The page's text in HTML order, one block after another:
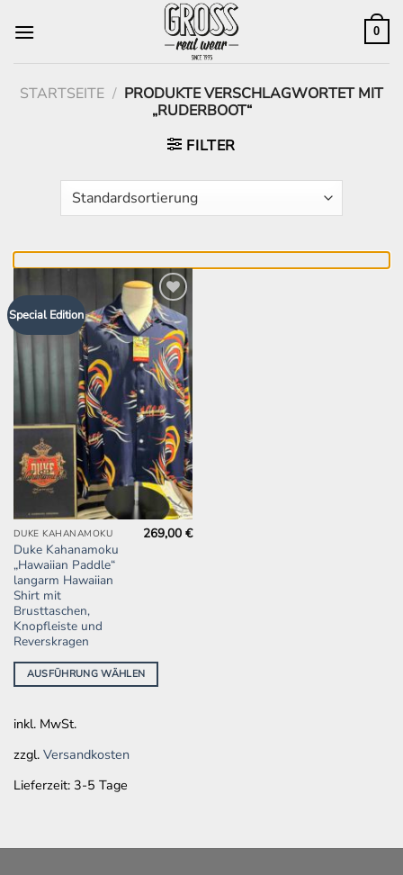
Inhalt
0
STARTSEITE / PRODUKTE VERSCHLAGWORTET MIT
„RUDERBOOT“
FILTER
Special Edition
Zur
Wunschliste
hinzufügen
DUKE KAHANAMOKU
Duke Kahanamoku
„Hawaiian Paddle“
langarm Hawaiian
Shirt mit
Brusttaschen,
Knopfleiste und
Reverskragen
269,00€
AUSFÜHRUNG WÄHLEN
Dieses
Produkt
weist
mehrere
Varianten
auf.
Die
Optionen
können
der
gewählt
werden
inkl. MwSt.
zzgl. Versandkosten
Lieferzeit: 3-5 Tage